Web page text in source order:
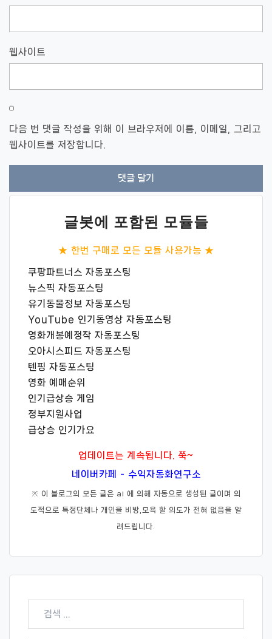
웹사이트
다음 번 댓글 작성을 위해 이 브라우저에 이름, 이메일, 그리고
웹사이트를 저장합니다.
글봇에 포함된 모듈들
★ 한번 구매로 모든 모듈 사용가능 ★
쿠팡파트너스 자동포스팅
뉴스픽 자동포스팅
유기동물정보 자동포스팅
YouTube 인기동영상 자동포스팅
영화개봉예정작 자동포스팅
오아시스피드 자동포스팅
텐핑 자동포스팅
영화 예매순위
인기급상승 게임
정부지원사업
급상승 인기가요
업데이트는 계속됩니다. 쭉~
네이버카페 - 수익자동화연구소
※ 이 블로그의 모든 글은 ai 에 의해 자동으로 생성된 글이며 의
도적으로 특정단체나 개인을 비방,모욕 할 의도가 전혀 없음을 알
려드립니다.
검